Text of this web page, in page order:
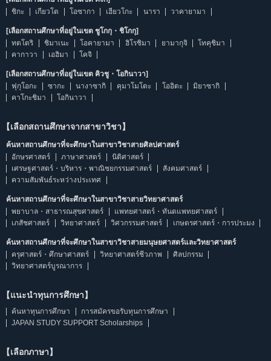
ชิกะ
เกียวโต โอซากา เฮียวโกะ นารา วาคายามา
[เลือกสถานศึกษาที่อยู่ในเขต ชูโกกุ・ชิโกกุ]
ทตโตริ
ชิมาเนะ โอคายามา ฮิโรชิมา ยามากุจิ
โทคุชิมา
คากาวา
เอฮิมา โคจิ
[เลือกสถานศึกษาที่อยู่ในเขต คิวชู・โอกินาวา]
ฟุกุโอกะ
ซากะ นางาซากิ คุมาโมโตะ โออิตะ
มิยาซากิ
คาโกะชิมา
โอกินาวา
【เลือกสถานศึกษาจากสาขาวิชา】
ค้นหาสถานศึกษาที่จะศึกษาในสาขาวิชาสายศิลปศาสตร์
อักษรศาสตร์
ภาษาศาสตร์
นิติศาสตร์
เศรษฐศาสตร์・บริหาร・พาณิชยกรรมศาสตร์
สังคมศาสตร์
ความสัมพันธ์ระหว่างประเทศ
ค้นหาสถานศึกษาที่จะศึกษาในสาขาวิชาสายวิทยาศาสตร์
พยาบาล・สาธารณสุขศาสตร์
แพทยศาสตร์・ทันตแพทยศาสตร์
เภสัชศาสตร์
วิทยาศาสตร์ วิศวกรรมศาสตร์ เกษตรศาสตร์・การประมง
ค้นหาสถานศึกษาที่จะศึกษาในสาขาวิชาสายมนุษยศาสตร์และวิทยาศาสตร์
ครุศาสตร์・ศึกษาศาสตร์
วิทยาศาสตร์ชีวภาพ
ศิลปกรรม
วิทยาศาสตร์บูรณาการ
【แนะนำทุนการศึกษา】
ค้นหาทุนการศึกษา
การสมัครขอรับทุนการศึกษา
JAPAN STUDY SUPPORT Scholarships
【เลือกภาษา】